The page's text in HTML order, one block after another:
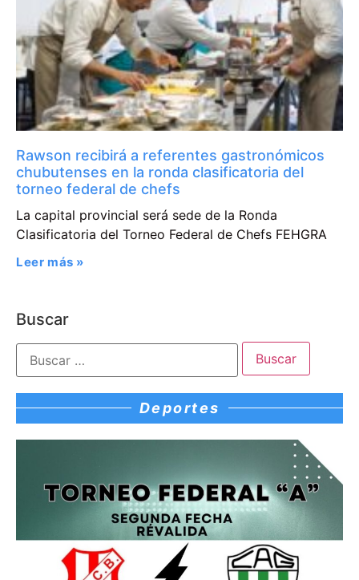
Rawson recibirá a referentes gastronómicos
chubutenses en la ronda clasificatoria del
torneo federal de chefs
La capital provincial será sede de la Ronda
Clasificatoria del Torneo Federal de Chefs FEHGRA
Leer más »
Buscar
Deportes